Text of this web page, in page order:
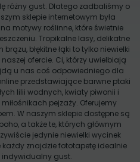
różny gust. Dlatego zadbaliśmy o
sklepie internetowym była
motywy roślinne, które świetnie
Tropikalne lasy, delikatne
błękitne łąki to tylko niewielki
ofercie. Ci, którzy uwielbiają
u nas coś odpowiedniego dla
przedstawiające barwne ptaki
lilii wodnych, kwiaty piwonii i
pejzaży. Oferujemy
W naszym sklepie dostępne są
a także te, których głównym
jedynie niewielki wycinek
każdy znajdzie fototapetę idealnie
gust.